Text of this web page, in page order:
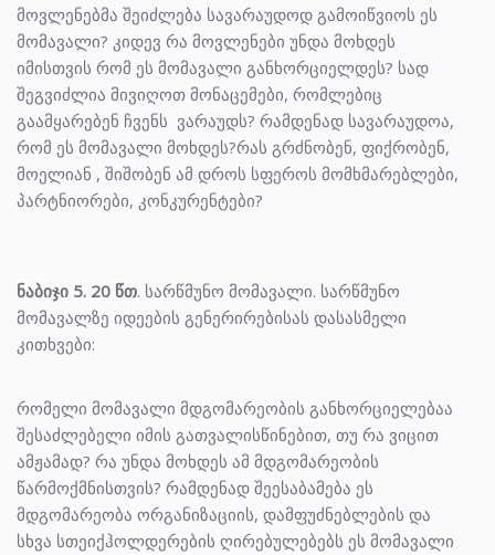
მოვლენებმა შეიძლება სავარაუდოდ გამოიწვიოს ეს
მომავალი? კიდევ რა მოვლენები უნდა მოხდეს
იმისთვის რომ ეს მომავალი განხორციელდეს? სად
შეგვიძლია მივიღოთ მონაცემები, რომლებიც
გაამყარებენ ჩვენს ვარაუდს? რამდენად სავარაუდოა,
რომ ეს მომავალი მოხდეს?რას გრძნობენ, ფიქრობენ,
მოელიან , შიშობენ ამ დროს სფეროს მომხმარებლები,
პარტნიორები, კონკურენტები?
ნაბიჯი 5. 20 წთ. სარწმუნო მომავალი. სარწმუნო
მომავალზე იდეების გენერირებისას დასასმელი
კითხვები:
რომელი მომავალი მდგომარეობის განხორციელებაა
შესაძლებელი იმის გათვალისწინებით, თუ რა ვიცით
ამჟამად? რა უნდა მოხდეს ამ მდგომარეობის
წარმოქმნისთვის? რამდენად შეესაბამება ეს
მდგომარეობა ორგანიზაციის, დამფუძნებლების და
სხვა სთეიქჰოლდერების ღირებულებებს ეს მომავალი